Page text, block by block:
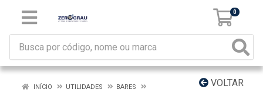
0
VOLTAR
INÍCIO UTILIDADES
BARES